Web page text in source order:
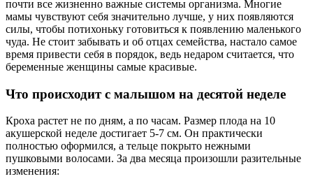
почти все жизненно важные системы организма. Многие
мамы чувствуют себя значительно лучше, у них появляются
силы, чтобы потихоньку готовиться к появлению маленького
чуда. Не стоит забывать и об отцах семейства, настало самое
время привести себя в порядок, ведь недаром считается, что
беременные женщины самые красивые.
Что происходит с малышом на десятой неделе
Кроха растет не по дням, а по часам. Размер плода на 10
акушерской неделе достигает 5-7 см. Он практически
полностью оформился, а тельце покрыто нежными
пушковыми волосами. За два месяца произошли разительные
изменения: